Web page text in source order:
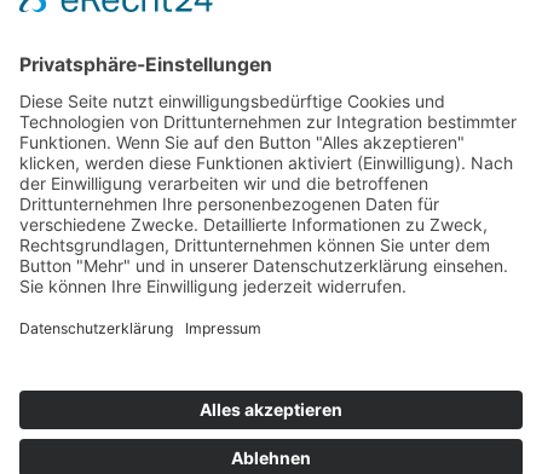
info@ladyset.de
LadySet Schüssler & Zachmann GmbH
Ruchelnheimstr. 20
63743 Aschaffenburg-Obernau
Fax: 06028-8088
AGB
Impressum
Datenschutz